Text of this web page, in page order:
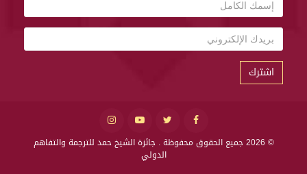
اشترك
© 2026 جميع الحقوق محفوظة .
جائزة الشيخ حمد للترجمة والتفاهم
الدولي